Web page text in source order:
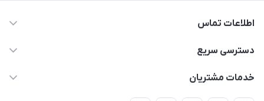
اطلاعات تماس
09012926386
دسترسی سریع
حساب کاربری
خدمات مشتریان